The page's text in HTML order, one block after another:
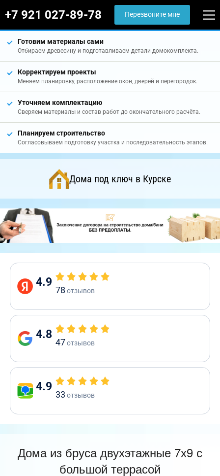
+7 921 027-89-78 Перезвоните мне
Готовим материалы сами
Отбираем древесину и подготавливаем детали домокомплекта.
Корректируем проекты
Меняем планировку, расположение окон, дверей и перегородок.
Уточняем комплектацию
Сверяем материалы и состав работ до окончательного расчёта.
Планируем строительство
Согласовываем подготовку участка и последовательность этапов.
Дома под ключ в Курске
4.9
78 отзывов
4.8
47отзывов
4.9
33 отзывов
Дома из бруса двухэтажные 7х9 с
большой террасой